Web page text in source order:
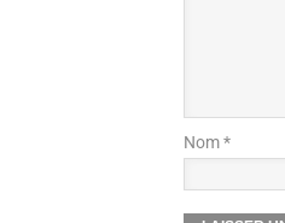
Nom *